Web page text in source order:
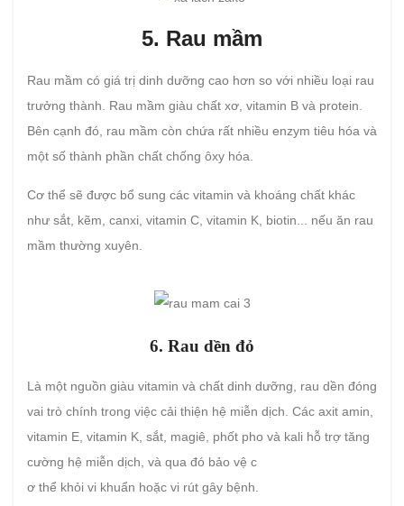
5. Rau mầm
Rau mầm có giá trị dinh dưỡng cao hơn so với nhiều loại rau
trưởng thành. Rau mầm giàu chất xơ, vitamin B và protein.
Bên cạnh đó, rau mầm còn chứa rất nhiều enzym tiêu hóa và
một số thành phần chất chống ôxy hóa.
Cơ thể sẽ được bổ sung các vitamin và khoáng chất khác
như sắt, kẽm, canxi, vitamin C, vitamin K, biotin... nếu ăn rau
mầm thường xuyên.
6. Rau dền đỏ
Là một nguồn giàu vitamin và chất dinh dưỡng, rau dền đóng
vai trò chính trong việc cải thiện hệ miễn dịch. Các axit amin,
vitamin E, vitamin K, sắt, magiê, phốt pho và kali hỗ trợ tăng
cường hệ miễn dịch, và qua đó bảo vệ c
ơ thể khỏi vi khuẩn hoặc vi rút gây bệnh.